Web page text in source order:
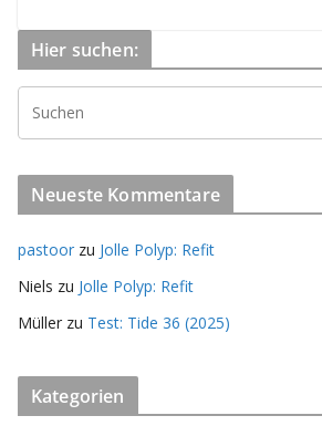
Hier suchen:
Neueste Kommentare
pastoor zu Jolle Polyp: Refit
Niels zu Jolle Polyp: Refit
Müller zu Test: Tide 36 (2025)
Kategorien